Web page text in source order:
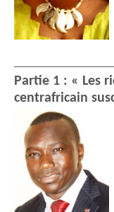
Partie 1 : « Les
centrafricain